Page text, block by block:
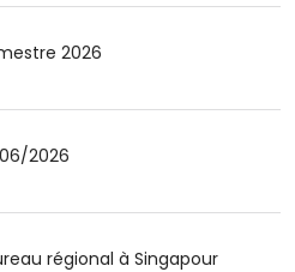
2026
2026
régional à Singapour